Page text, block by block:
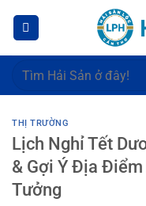
dung
Tìm
THỊ TRƯỜNG
Lịch Nghỉ Tết
& Gợi Ý Địa Điểm
Tưởng